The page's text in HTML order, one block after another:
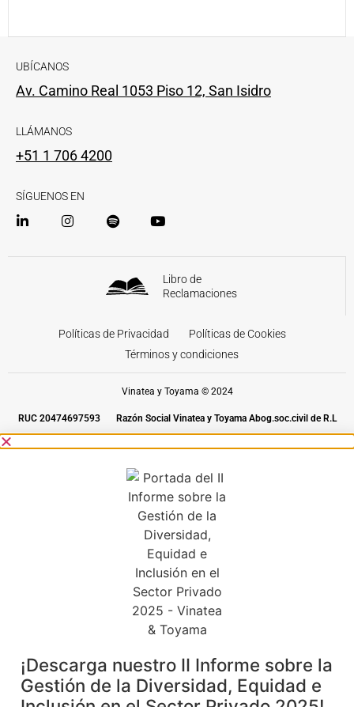
UBÍCANOS
Av. Camino Real 1053 Piso 12, San Isidro
LLÁMANOS
+51 1 706 4200
SÍGUENOS EN
Libro de
Reclamaciones
Políticas de Privacidad
Políticas de Cookies
Términos y condiciones
Vinatea y Toyama © 2024
RUC 20474697593 Razón Social Vinatea y Toyama Abog.soc.civil de R.L
¡Descarga nuestro II Informe sobre la
Gestión de la Diversidad, Equidad e